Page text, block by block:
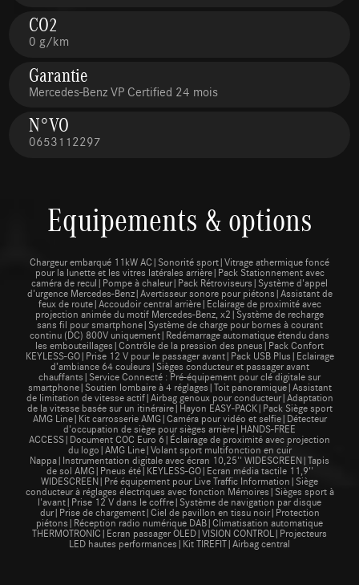
CO2
0 g/km
Garantie
Mercedes-Benz VP Certified 24 mois
N°VO
0653112297
Equipements & options
Chargeur embarqué 11kW AC|Sonorité sport|Vitrage athermique foncé
pour la lunette et les vitres latérales arrière|Pack Stationnement avec
caméra de recul|Pompe à chaleur|Pack Rétroviseurs|Système d'appel
d'urgence Mercedes-Benz|Avertisseur sonore pour piétons|Assistant de
feux de route|Accoudoir central arrière|Eclairage de proximité avec
projection animée du motif Mercedes-Benz, x2|Système de recharge
sans fil pour smartphone|Système de charge pour bornes à courant
continu (DC) 800V uniquement|Redémarrage automatique étendu dans
les embouteillages|Contrôle de la pression des pneus|Pack Confort
KEYLESS-GO|Prise 12 V pour le passager avant|Pack USB Plus|Eclairage
d’ambiance 64 couleurs|Sièges conducteur et passager avant
chauffants|Service Connecté : Pré-équipement pour clé digitale sur
smartphone|Soutien lombaire à 4 réglages|Toit panoramique|Assistant
de limitation de vitesse actif|Airbag genoux pour conducteur|Adaptation
de la vitesse basée sur un itinéraire|Hayon EASY-PACK|Pack Siège sport
AMG Line|Kit carrosserie AMG|Caméra pour vidéo et selfie|Détecteur
d'occupation de siège pour sièges arrière|HANDS-FREE
ACCESS|Document COC Euro 6|Éclairage de proximité avec projection
du logo|AMG Line|Volant sport multifonction en cuir
Nappa|Instrumentation digitale avec écran 10,25'' WIDESCREEN|Tapis
de sol AMG|Pneus été|KEYLESS-GO|Ecran média tactile 11,9''
WIDESCREEN|Pré équipement pour Live Traffic Information|Siège
conducteur à réglages électriques avec fonction Mémoires|Sièges sport à
l'avant|Prise 12 V dans le coffre|Système de navigation par disque
dur|Prise de chargement|Ciel de pavillon en tissu noir|Protection
piétons|Réception radio numérique DAB|Climatisation automatique
THERMOTRONIC|Ecran passager OLED|VISION CONTROL|Projecteurs
LED hautes performances|Kit TIREFIT|Airbag central